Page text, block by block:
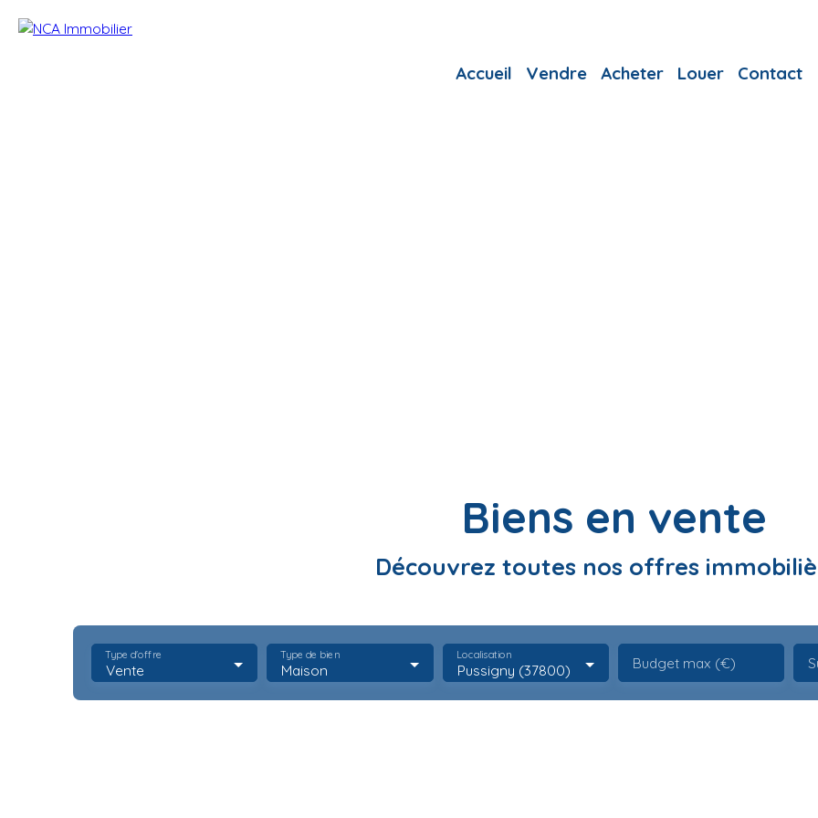
Accueil Vendre Acheter Louer Contact
Biens en vente
Découvrez toutes nos offres
Vente
Type d'offre
Maison
Type de bien
Pussigny (37800)
Localisation Budget max (€)